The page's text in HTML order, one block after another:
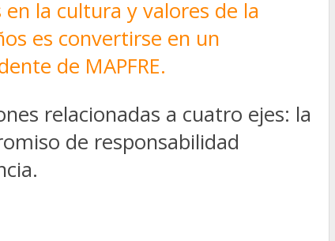
la cultura y valores de la
es convertirse en un
de MAPFRE.
relacionadas a cuatro ejes: la
de responsabilidad